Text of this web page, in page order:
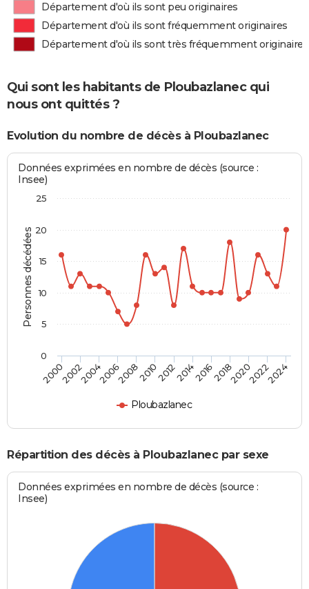
Département d'où ils sont peu originaires
Département d'où ils sont fréquemment originaires
Département d'où ils sont très fréquemment originaires
Qui sont les habitants de Ploubazlanec qui
nous ont quittés ?
Evolution du nombre de décès à Ploubazlanec
Personnes décédées
Données exprimées en nombre de décès (source :
Insee)
Ploubazlanec
2000200220042006200820102012201420162018202020222024
0
5
10
15
20
25
Répartition des décès à Ploubazlanec par sexe
Données exprimées en nombre de décès (source :
Insee)